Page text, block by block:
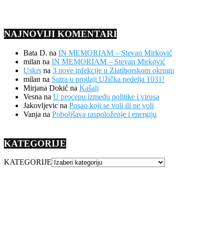
NAJNOVIJI KOMENTARI
Bata D. na IN MEMORIAM – Stevan Mirković
milan na IN MEMORIAM – Stevan Mirković
Uskrs na 3 nove infekcije u Zlatiborskom okrugu
milan na Sutra u prodaji Užička nedelja 1031!
Mirjana Dokić na Kašalj
Vesna na U procepu između politike i virusa
Jakovljevic na Posao koji se voli ili ne voli
Vanja na Poboljšava raspoloženje i energiju
KATEGORIJE
KATEGORIJE